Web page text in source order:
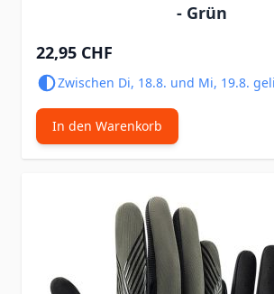
- Grün
22,95 CHF
Zwischen Di, 18.8. und Mi, 19.8.
In den Warenkorb